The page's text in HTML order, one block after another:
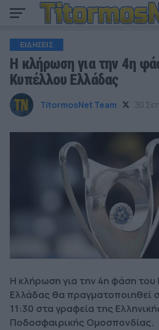
ΕΙΔΗΣΕΙΣ
H κλήρωση για την 4η
Κυπέλλου Ελλάδας
TitormosNet Team 30
Η κλήρωση για την 4η φάση του
Ελλάδας θα πραγματοποιηθεί
11:30 στα γραφεία της
Ποδοσφαιρικής Ομοσπονδίας.